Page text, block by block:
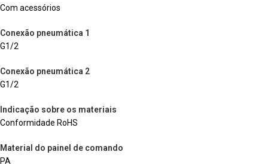
Com acessórios
Conexão pneumática 1
G1/2
Conexão pneumática 2
G1/2
Indicação sobre os materiais
Conformidade RoHS
Material do painel de comando
PA